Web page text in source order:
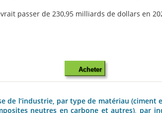
passer de 230,95 milliards de dollars en
Acheter
de l’industrie, par type de matériau
neutres en carbone et autres), par